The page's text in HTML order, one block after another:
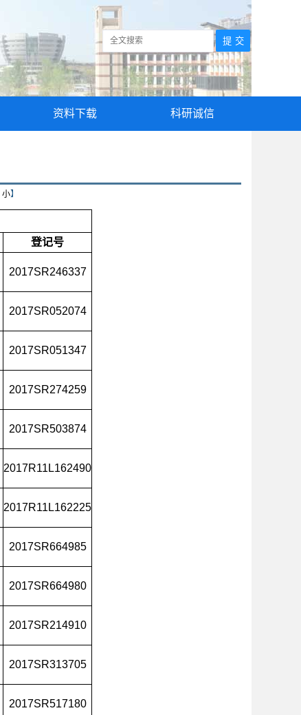
资料下载 科研诚信
小】
登记号
2017SR246337
2017SR052074
2017SR051347
2017SR274259
2017SR503874
2017R11L162490
2017R11L162225
2017SR664985
2017SR664980
2017SR214910
2017SR313705
2017SR517180